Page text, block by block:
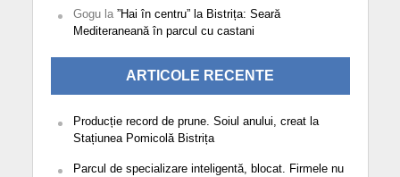
Gogula ”Hai în centru” la Bistrița: Seară
Mediteraneană în parcul cu castani
ARTICOLE RECENTE
Producție record de prune. Soiul anului, creat la
Stațiunea Pomicolă Bistrița
Parcul de specializare inteligentă, blocat. Firmele nu